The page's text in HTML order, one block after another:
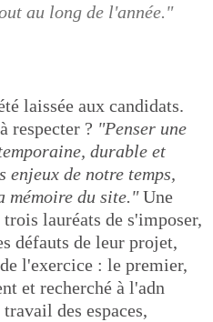
au long de l'année."
laissée aux candidats.
respecter ? "Penser une
durable et
enjeux de notre temps,
mémoire du site."Une
lauréats de s'imposer,
défauts de leur projet,
l'exercice : le premier,
et recherché à l'adn
des espaces,